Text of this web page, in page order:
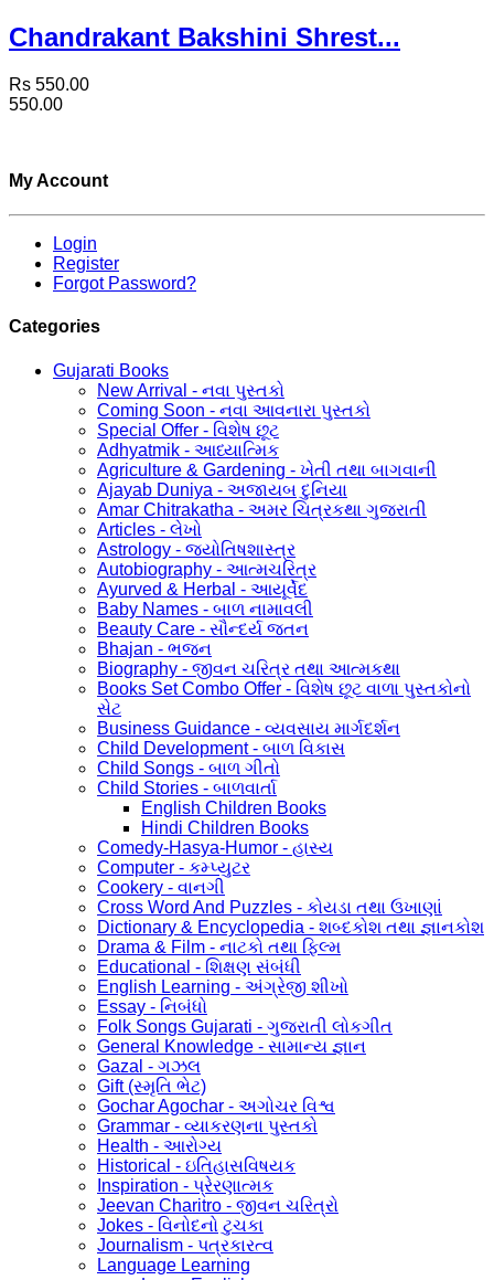
Chandrakant Bakshini Shrest...
Rs 550.00
550.00
My Account
Login
Register
Forgot Password?
Categories
Gujarati Books
New Arrival - નવા પુસ્તકો
Coming Soon - નવા આવનારા પુસ્તકો
Special Offer - વિશેષ છૂટ
Adhyatmik - આધ્યાત્મિક
Agriculture & Gardening - ખેતી તથા બાગવાની
Ajayab Duniya - અજાયબ દુનિયા
Amar Chitrakatha - અમર ચિત્રકથા ગુજરાતી
Articles - લેખો
Astrology - જ્યોતિષશાસ્ત્ર
Autobiography - આત્મચરિત્ર
Ayurved & Herbal - આયૂર્વેદ
Baby Names - બાળ નામાવલી
Beauty Care - સૌન્દર્ય જતન
Bhajan - ભજન
Biography - જીવન ચરિત્ર તથા આત્મકથા
Books Set Combo Offer - વિશેષ છૂટ વાળા પુસ્તકોનો
સેટ
Business Guidance - વ્યવસાય માર્ગદર્શન
Child Development - બાળ વિકાસ
Child Songs - બાળ ગીતો
Child Stories - બાળવાર્તા
English Children Books
Hindi Children Books
Comedy-Hasya-Humor - હાસ્ય
Computer - કમ્પ્યુટર
Cookery - વાનગી
Cross Word And Puzzles - કોયડા તથા ઉખાણાં
Dictionary & Encyclopedia - શબ્દકોશ તથા જ્ઞાનકોશ
Drama & Film - નાટકો તથા ફિલ્મ
Educational - શિક્ષણ સંબંધી
English Learning - અંગ્રેજી શીખો
Essay - નિબંધો
Folk Songs Gujarati - ગુજરાતી લોકગીત
General Knowledge - સામાન્ય જ્ઞાન
Gazal - ગઝલ
Gift (સ્મૃતિ ભેટ)
Gochar Agochar - અગોચર વિશ્વ
Grammar - વ્યાકરણના પુસ્તકો
Health - આરોગ્ય
Historical - ઇતિહાસવિષયક
Inspiration - પ્રેરણાત્મક
Jeevan Charitro - જીવન ચરિત્રો
Jokes - વિનોદનો ટુચકા
Journalism - પત્રકારત્વ
Language Learning